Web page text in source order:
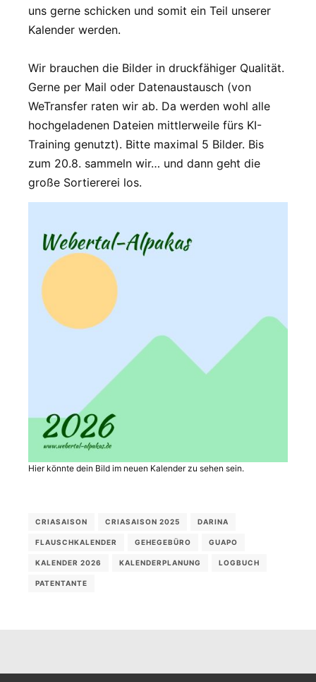
uns gerne schicken und somit ein Teil unserer
Kalender werden.
Wir brauchen die Bilder in druckfähiger Qualität.
Gerne per Mail oder Datenaustausch (von
WeTransfer raten wir ab. Da werden wohl alle
hochgeladenen Dateien mittlerweile fürs KI-
Training genutzt). Bitte maximal 5 Bilder. Bis
zum 20.8. sammeln wir… und dann geht die
große Sortiererei los.
Hier könnte dein Bild im neuen Kalender zu sehen sein.
CRIASAISON CRIASAISON 2025 DARINA
FLAUSCHKALENDER GEHEGEBÜRO GUAPO
KALENDER 2026 KALENDERPLANUNG LOGBUCH
PATENTANTE